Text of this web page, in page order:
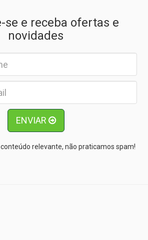
se e receba ofertas e
novidades
ENVIAR
relevante, não praticamos spam!